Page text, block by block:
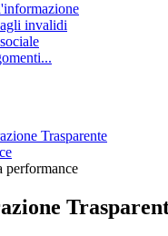
invalidi
Trasparente
performance